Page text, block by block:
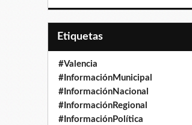
Etiquetas
#Valencia
#InformaciónMunicipal
#InformaciónNacional
#InformaciónRegional
#InformaciónPolítica